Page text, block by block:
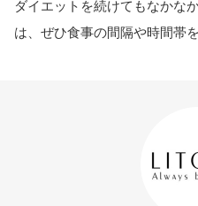
ダイエットを続けてもなかな
は、ぜひ食事の間隔や時間帯